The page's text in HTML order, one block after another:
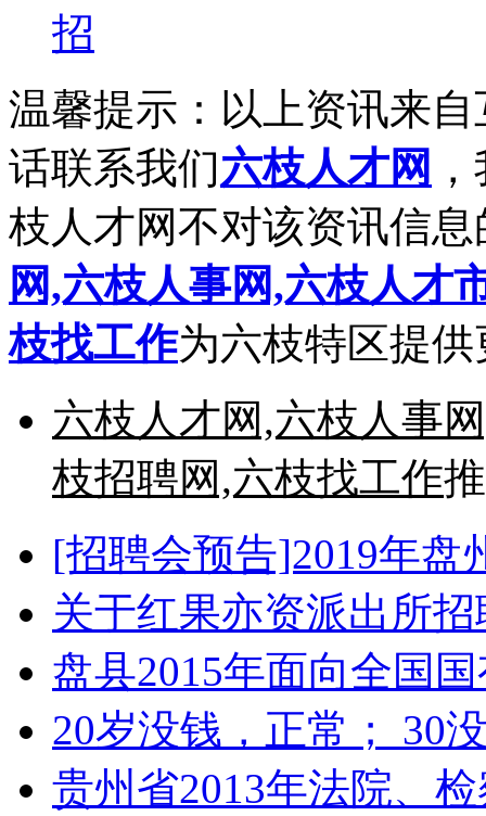
招
温馨提示：以上资讯来
话联系我们六枝人才网
枝人才网不对该资讯信
网,六枝人事网,六枝人才
枝找工作为六枝特区提
六枝人才网,六枝人事
枝招聘网,六枝找工作
[招聘会预告]2019年盘
关于红果亦资派出所
盘县2015年面向全国
20岁没钱，正常； 30
贵州省2013年法院、